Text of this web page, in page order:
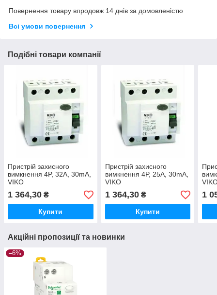
Повернення товару впродовж 14 днів за домовленістю
Всі умови повернення
Подібні товари компанії
Пристрій захисного
вимкнення 4P, 32A, 30mA,
VIKO
1 364,30 ₴
Купити
Пристрій захисного
вимкнення 4P, 25A, 30mA,
VIKO
1 364,30₴
Купити
1
Акційні пропозиції та новинки
–6%